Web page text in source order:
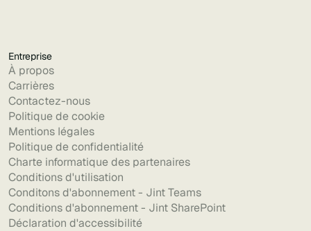
Entreprise
À propos
Carrières
Contactez-nous
Politique de cookie
Mentions légales
Politique de confidentialité
Charte informatique des partenaires
Conditions d'utilisation
Conditons d'abonnement - Jint Teams
Conditions d'abonnement - Jint SharePoint
Déclaration d'accessibilité